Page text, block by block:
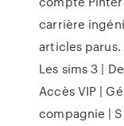
carrière
articles parus.
Les sims 3 |
Accès VIP |
compagnie |